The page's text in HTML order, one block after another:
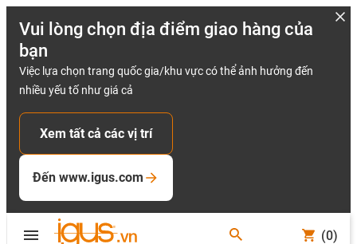
Vui lòng chọn địa điểm giao hàng của
bạn
Việc lựa chọn trang quốc gia/khu vực có thể ảnh hưởng đến
nhiều yếu tố như giá cả
Xem tất cả các vị trí
Đến www.igus.com
(0)